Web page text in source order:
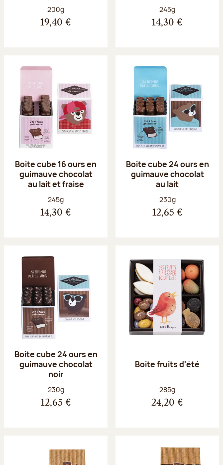
Poids net :
200g
19,40 €
Poids net :
245g
14,30 €
Boite cube 16 ours en
guimauve chocolat
au lait et fraise
Poids net :
245g
14,30 €
Boite cube 24 ours en
guimauve chocolat
au lait
Poids net :
230g
12,65 €
Boite cube 24 ours en
guimauve chocolat
noir
Poids net :
230g
12,65 €
Boite fruits d'été
Poids net :
285g
24,20 €